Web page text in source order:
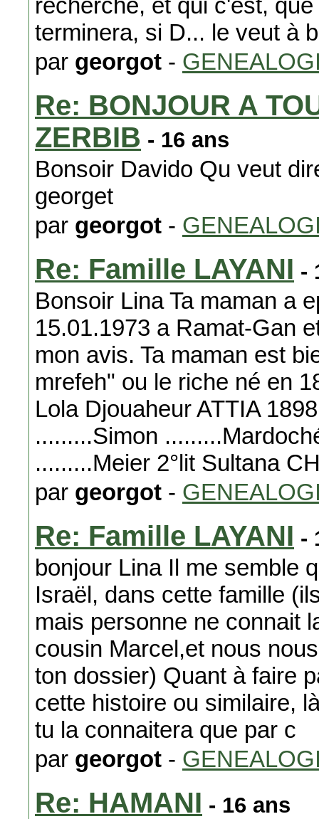
recherche, et qui c'est,
terminera, si D... le veut à
par georgot -
Re: BONJOUR A
ZERBIB - 16 ans
Bonsoir Davido Qu veut
georget
par georgot -
Re: Famille LAYANI -
Bonsoir Lina Ta maman a
15.01.1973 a Ramat-Gan
mon avis. Ta maman est
mrefeh" ou le riche né en
Lola Djouaheur ATTIA
.........Simon
.........Meier 2°lit Sultana
par georgot -
Re: Famille LAYANI -
bonjour Lina Il me semble
Israël, dans cette famille
mais personne ne connait
cousin Marcel,et nous
ton dossier) Quant à faire
cette histoire ou similaire,
tu la connaitera que par c
par georgot -
Re: HAMANI - 16 ans